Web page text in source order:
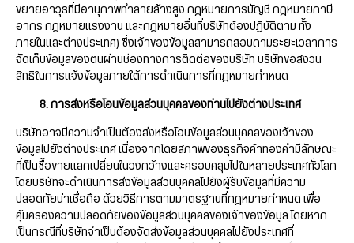
ขยายอาวุธที่มีอานุภาพทำลายล้างสูง กฎหมายการบัญชี กฎหมายภาษี
อากร กฎหมายแรงงาน และกฎหมายอื่นที่บริษัทต้องปฏิบัติตาม ทั้ง
ภายในและต่างประเทศ) ซึ่งเจ้าของข้อมูลสามารถสอบถามระยะเวลาการ
จัดเก็บข้อมูลของตนผ่านช่องทางการติดต่อของบริษัท บริษัทขอสงวน
สิทธิในการแจ้งข้อมูลภายใต้การดำเนินการที่กฎหมายกำหนด
8. การส่งหรือโอนข้อมูลส่วนบุคคลของท่านไปยังต่างประเทศ
บริษัทอาจมีความจำเป็นต้องส่งหรือโอนข้อมูลส่วนบุคคลของเจ้าของ
ข้อมูลไปยังต่างประเทศ เนื่องจากโดยสภาพของธุรกิจค้าทองคำมีลักษณะ
ที่เป็นซื้อขายแลกเปลี่ยนในวงกว้างและครอบคลุมไปในหลายประเทศทั่วโลก
โดยบริษัทจะดำเนินการส่งข้อมูลส่วนบุคคลไปยังผู้รับข้อมูลที่มีความ
ปลอดภัยน่าเชื่อถือ ด้วยวิธีการตามมาตรฐานที่กฎหมายกำหนด เพื่อ
คุ้มครองความปลอดภัยของข้อมูลส่วนบุคคลของเจ้าของข้อมูล โดยหาก
เป็นกรณีที่บริษัทจำเป็นต้องจัดส่งข้อมูลส่วนบุคคลไปยังประเทศที่